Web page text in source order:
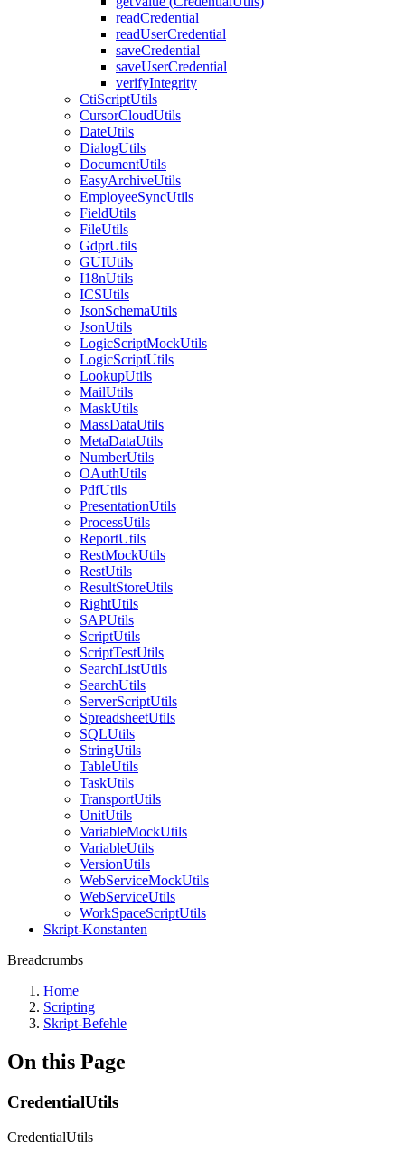
readCredential
readUserCredential
saveCredential
saveUserCredential
verifyIntegrity
CtiScriptUtils
CursorCloudUtils
DateUtils
DialogUtils
DocumentUtils
EasyArchiveUtils
EmployeeSyncUtils
FieldUtils
FileUtils
GdprUtils
GUIUtils
I18nUtils
ICSUtils
JsonSchemaUtils
JsonUtils
LogicScriptMockUtils
LogicScriptUtils
LookupUtils
MailUtils
MaskUtils
MassDataUtils
MetaDataUtils
NumberUtils
OAuthUtils
PdfUtils
PresentationUtils
ProcessUtils
ReportUtils
RestMockUtils
RestUtils
ResultStoreUtils
RightUtils
SAPUtils
ScriptUtils
ScriptTestUtils
SearchListUtils
SearchUtils
ServerScriptUtils
SpreadsheetUtils
SQLUtils
StringUtils
TableUtils
TaskUtils
TransportUtils
UnitUtils
VariableMockUtils
VariableUtils
VersionUtils
WebServiceMockUtils
WebServiceUtils
WorkSpaceScriptUtils
Skript-Konstanten
Breadcrumbs
Home
Scripting
Skript-Befehle
On this Page
CredentialUtils
CredentialUtils